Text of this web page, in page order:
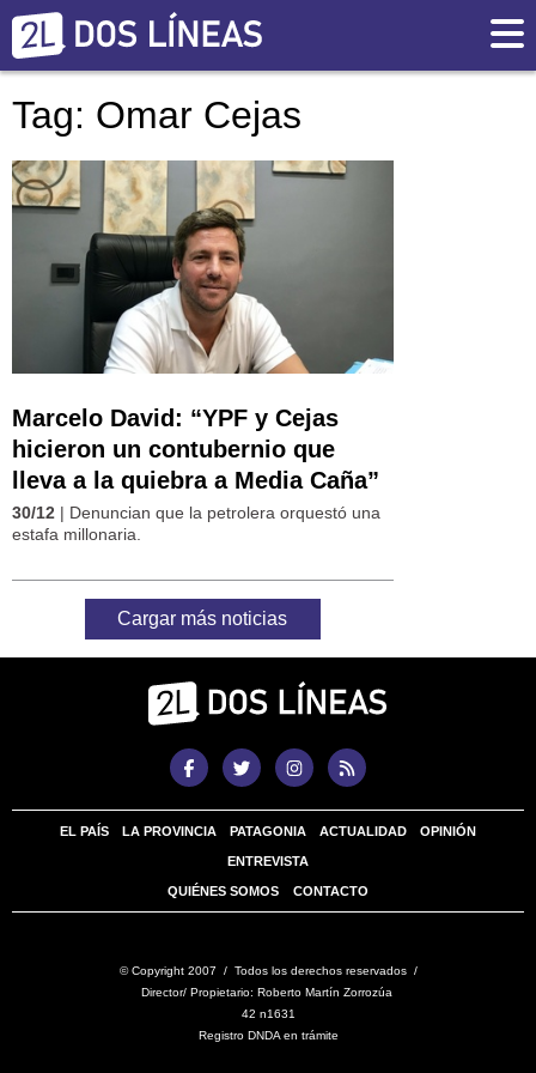
Tag: Omar Cejas
Marcelo David: “YPF y Cejas
hicieron un contubernio que
lleva a la quiebra a Media Caña”
30/12 | Denuncian que la petrolera orquestó una
estafa millonaria.
Cargar más noticias
EL PAÍS LA PROVINCIA PATAGONIA ACTUALIDAD OPINIÓN
ENTREVISTA
QUIÉNES SOMOS CONTACTO
© Copyright 2007 / Todos los derechos reservados /
Director/ Propietario: Roberto Martín Zorrozúa
42 n1631
Registro DNDA en trámite